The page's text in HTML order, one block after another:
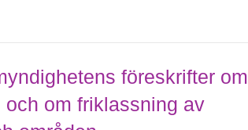
föreskrifter om
om friklassning av